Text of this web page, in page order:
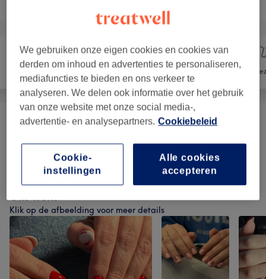
Ontharen
Ontharen (3) vanaf €30
) vanaf €4,75
Ons werk
Klik op de afbeelding voor meer details
We gebruiken onze eigen cookies en cookies van
derden om inhoud en advertenties te personaliseren,
mediafuncties te bieden en ons verkeer te
analyseren. We delen ook informatie over het gebruik
van onze website met onze social media-,
advertentie- en analysepartners. Cookiebeleid
Alle cookies
accepteren
Cookie-
instellingen